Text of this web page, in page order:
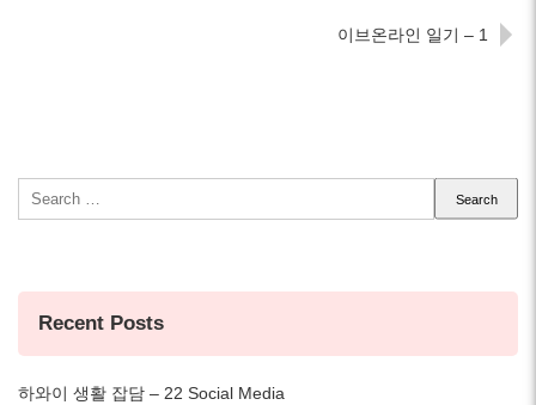
이브온라인 일기 – 1
for:
Recent Posts
하와이 생활 잡담 – 22 Social Media